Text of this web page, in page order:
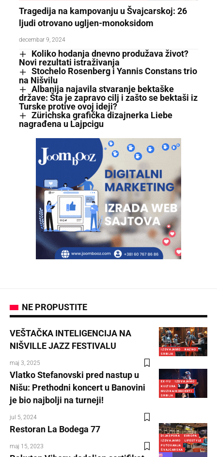
Tragedija na kampovanju u Švajcarskoj: 26
ljudi otrovano ugljen-monoksidom
decembar 9, 2024
Koliko hodanja dnevno produžava život?
Novi rezultati istraživanja
Stochelo Rosenberg i Yannis Constans trio
na Nišvilu
Albanija najavila stvaranje bektaške
države: Šta je zapravo cilj i zašto se bektaši iz
Turske protive ovoj ideji?
Zürichska grafička dizajnerka Liebe
nagrađena u Lajpcigu
NE PROPUSTITE
IZDVAJAMO
RAZNO
SRBIJA
VEŠTAČKA INTELIGENCIJA NA
NIŠVILLE JAZZ FESTIVALU
maj 3, 2025
EX-YU
IZDVAJAMO
KULTURA
MUZIKA/KONCERTI
SRBIJA
Vlatko Stefanovski pred nastup u
Nišu: Prethodni koncert u Banovini
je bio najbolji na turneji!
jul 5, 2024
DIJASPORA
EVROPA
IZDVAJAMO
LIFESTYLE
PUTOVANJA
ŠVAJCARSKA
Restoran La Bodega 77
maj 15, 2023